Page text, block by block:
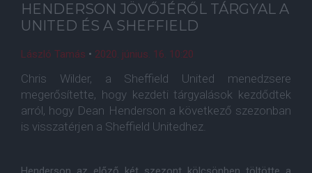
HENDERSON JÖVŐJÉRŐL TÁRGYAL A
UNITED ÉS A SHEFFIELD
László Tamás • 2020. június. 16. 10:20
Chris Wilder, a Sheffield United menedzsere
megerősítette, hogy kezdeti tárgyalások kezdődtek
arról, hogy Dean Henderson a következő szezonban
is visszatérjen a Sheffield Unitedhez.